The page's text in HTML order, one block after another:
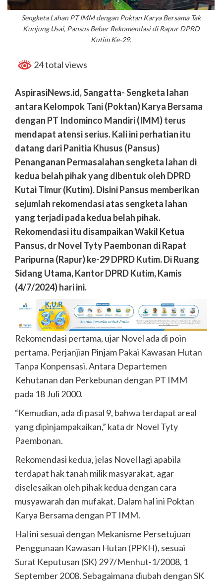
Sengketa Lahan PT IMM dengan Poktan Karya Bersama Tak
Kunjung Usai, Pansus Beber Rekomendasi di Rapur DPRD
Kutim Ke-29.
24 total views
AspirasiNews.id, Sangatta- Sengketa lahan
antara Kelompok Tani (Poktan) Karya Bersama
dengan PT Indominco Mandiri (IMM) terus
mendapat atensi serius. Kali ini perhatian itu
datang dari Panitia Khusus (Pansus)
Penanganan Permasalahan sengketa lahan di
kedua belah pihak yang dibentuk oleh DPRD
Kutai Timur (Kutim). Disini Pansus memberikan
sejumlah rekomendasi atas sengketa lahan
yang terjadi pada kedua belah pihak.
Rekomendasi itu disampaikan Wakil Ketua
Pansus, dr Novel Tyty Paembonan di Rapat
Paripurna (Rapur) ke-29 DPRD Kutim. Di Ruang
Sidang Utama, Kantor DPRD Kutim, Kamis
(4/7/2024) hari ini.
Rekomendasi pertama, ujar Novel ada di poin
pertama. Perjanjian Pinjam Pakai Kawasan Hutan
Tanpa Konpensasi. Antara Departemen
Kehutanan dan Perkebunan dengan PT IMM
pada 18 Juli 2000.
“Kemudian, ada di pasal 9, bahwa terdapat areal
yang dipinjampakaikan,” kata dr Novel Tyty
Paembonan.
Rekomendasi kedua, jelas Novel lagi apabila
terdapat hak tanah milik masyarakat, agar
diselesaikan oleh pihak kedua dengan cara
musyawarah dan mufakat. Dalam hal ini Poktan
Karya Bersama dengan PT IMM.
Hal ini sesuai dengan Mekanisme Persetujuan
Penggunaan Kawasan Hutan (PPKH), sesuai
Surat Keputusan (SK) 297/Menhut-1/2008, 1
September 2008. Sebagaimana diubah dengan SK